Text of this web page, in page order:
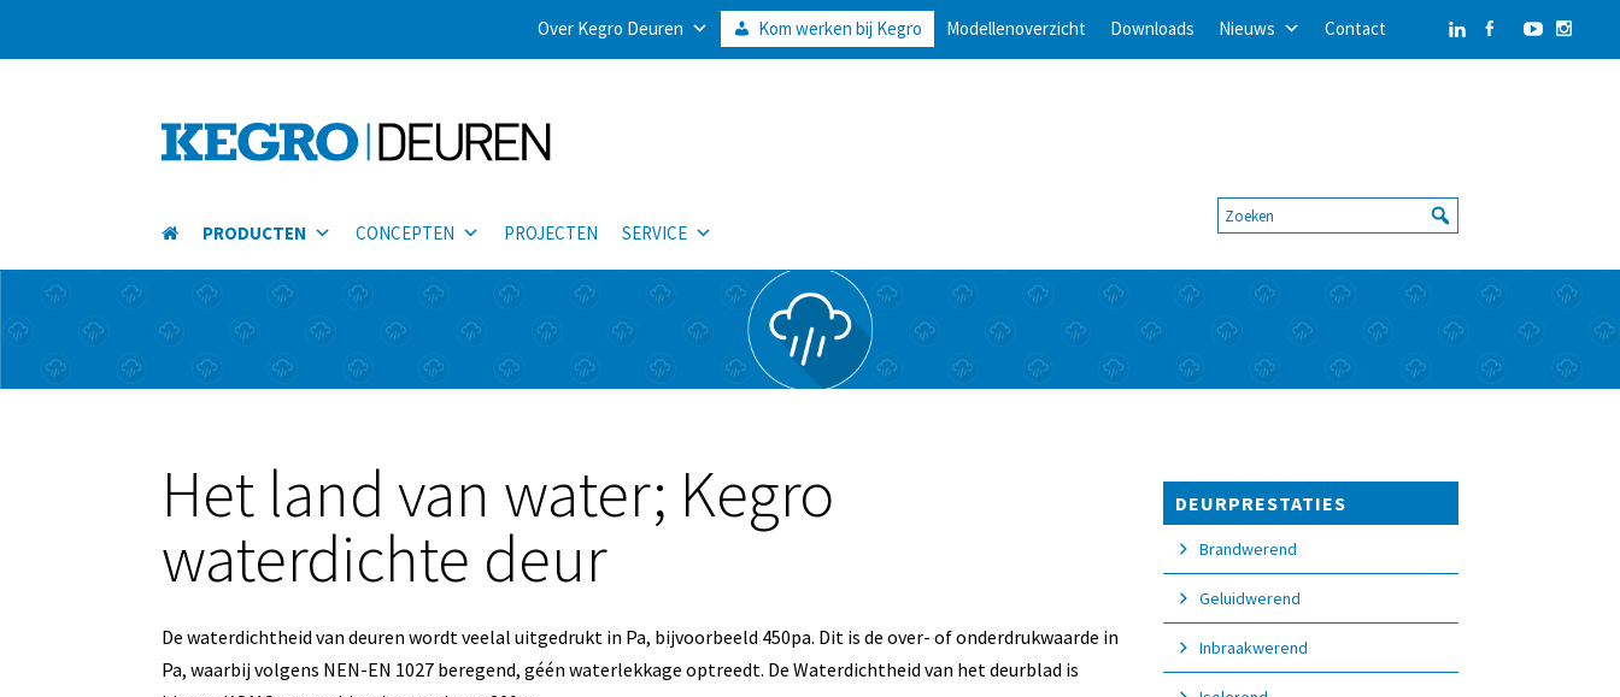
Over Kegro Deuren Kom werken bij Kegro Modellenoverzicht Downloads Nieuws Contact
PRODUCTEN CONCEPTEN PROJECTEN SERVICE
Het land van water; Kegro
waterdichte deur
De waterdichtheid van deuren wordt veelal uitgedrukt in Pa, bijvoorbeeld 450pa. Dit is de over- of onderdrukwaarde in
Pa, waarbij volgens NEN-EN 1027 beregend, géén waterlekkage optreedt. De Waterdichtheid van het deurblad is
DEURPRESTATIES
Brandwerend
Geluidwerend
Inbraakwerend